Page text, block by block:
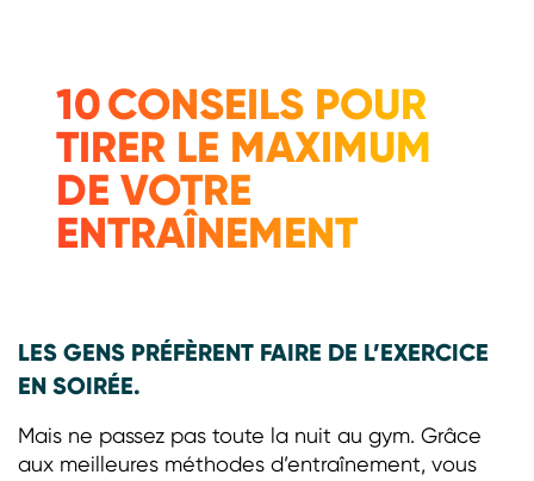
10 CONSEILS POUR
TIRER LE MAXIMUM
DE VOTRE
ENTRAÎNEMENT
LES GENS PRÉFÈRENT FAIRE DE L’EXERCICE
EN SOIRÉE.
Mais ne passez pas toute la nuit au gym. Grâce
aux meilleures méthodes d’entraînement, vous